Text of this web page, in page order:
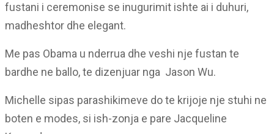
fustani i ceremonise se inugurimit ishte ai i duhuri,
madheshtor dhe elegant.
Me pas Obama u nderrua dhe veshi nje fustan te
bardhe ne ballo, te dizenjuar nga Jason Wu.
Michelle sipas parashikimeve do te krijoje nje stuhi ne
boten e modes, si ish-zonja e pare Jacqueline